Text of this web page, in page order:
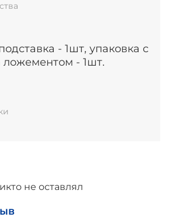
- 1шт, упаковка с
- 1шт.
не оставлял